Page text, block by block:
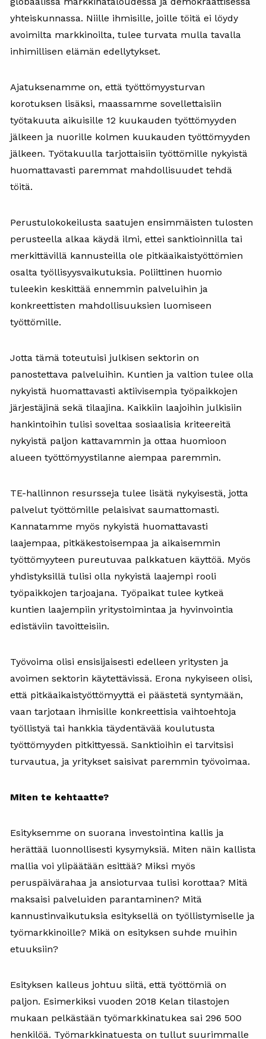
yhteiskunnassa. Niille ihmisille, joille töitä ei löydy
avoimilta markkinoilta, tulee turvata mulla tavalla
inhimillisen elämän edellytykset.
Ajatuksenamme on, että työttömyysturvan
korotuksen lisäksi, maassamme sovellettaisiin
työtakuuta aikuisille 12 kuukauden työttömyyden
jälkeen ja nuorille kolmen kuukauden työttömyyden
jälkeen. Työtakuulla tarjottaisiin työttömille nykyistä
huomattavasti paremmat mahdollisuudet tehdä
töitä.
Perustulokokeilusta saatujen ensimmäisten tulosten
perusteella alkaa käydä ilmi, ettei sanktioinnilla tai
merkittävillä kannusteilla ole pitkäaikaistyöttömien
osalta työllisyysvaikutuksia. Poliittinen huomio
tuleekin keskittää ennemmin palveluihin ja
konkreettisten mahdollisuuksien luomiseen
työttömille.
Jotta tämä toteutuisi julkisen sektorin on
panostettava palveluihin. Kuntien ja valtion tulee olla
nykyistä huomattavasti aktiivisempia työpaikkojen
järjestäjinä sekä tilaajina. Kaikkiin laajoihin julkisiin
hankintoihin tulisi soveltaa sosiaalisia kriteereitä
nykyistä paljon kattavammin ja ottaa huomioon
alueen työttömyystilanne aiempaa paremmin.
TE-hallinnon resursseja tulee lisätä nykyisestä, jotta
palvelut työttömille pelaisivat saumattomasti.
Kannatamme myös nykyistä huomattavasti
laajempaa, pitkäkestoisempaa ja aikaisemmin
työttömyyteen pureutuvaa palkkatuen käyttöä. Myös
yhdistyksillä tulisi olla nykyistä laajempi rooli
työpaikkojen tarjoajana. Työpaikat tulee kytkeä
kuntien laajempiin yritystoimintaa ja hyvinvointia
edistäviin tavoitteisiin.
Työvoima olisi ensisijaisesti edelleen yritysten ja
avoimen sektorin käytettävissä. Erona nykyiseen olisi,
että pitkäaikaistyöttömyyttä ei päästetä syntymään,
vaan tarjotaan ihmisille konkreettisia vaihtoehtoja
työllistyä tai hankkia täydentävää koulutusta
työttömyyden pitkittyessä. Sanktioihin ei tarvitsisi
turvautua, ja yritykset saisivat paremmin työvoimaa.
Miten te kehtaatte?
Esityksemme on suorana investointina kallis ja
herättää luonnollisesti kysymyksiä. Miten näin kallista
mallia voi ylipäätään esittää? Miksi myös
peruspäivärahaa ja ansioturvaa tulisi korottaa? Mitä
maksaisi palveluiden parantaminen? Mitä
kannustinvaikutuksia esityksellä on työllistymiselle ja
työmarkkinoille? Mikä on esityksen suhde muihin
etuuksiin?
Esityksen kalleus johtuu siitä, että työttömiä on
paljon. Esimerkiksi vuoden 2018 Kelan tilastojen
mukaan pelkästään työmarkkinatukea sai 296 500
henkilöä. Työmarkkinatuesta on tullut suurimmalle